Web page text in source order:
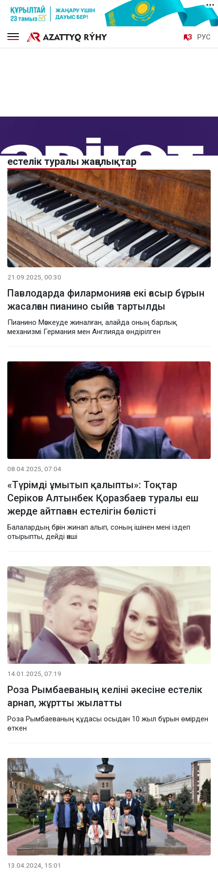
ҚАЗ РУС
естелік туралы жаңалықтар
21.09.2025, 00:30
Павлодарда филармонияға екі ғасыр бұрын
жасалған пианино сыйға тартылды
Пианино Мәскеуде жиналған, алайда оның барлық
механизмі Германия мен Англияда өндірілген
08.04.2025, 07:04
«Түрімді ұмытып қалыпты»: Тоқтар
Серіков Алтынбек Қоразбаев туралы еш
жерде айтпаған естелігін бөлісті
Балалардың бәрін жинап алып, соның ішінен мені іздеп
отырыпты, дейді әнші
14.01.2025, 07:19
Роза Рымбаеваның келіні әкесіне естелік
арнап, жұртты жылатты
Роза Рымбаеваның құдасы осыдан 10 жыл бұрын өмірден
өткен
13.04.2024, 15:01